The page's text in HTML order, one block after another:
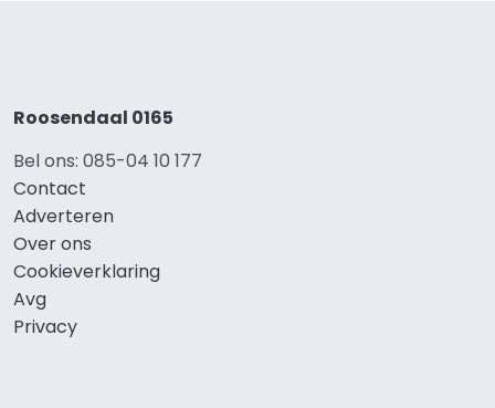
Roosendaal 0165
Bel ons: 085-04 10 177
Contact
Adverteren
Over ons
Cookieverklaring
Avg
Privacy